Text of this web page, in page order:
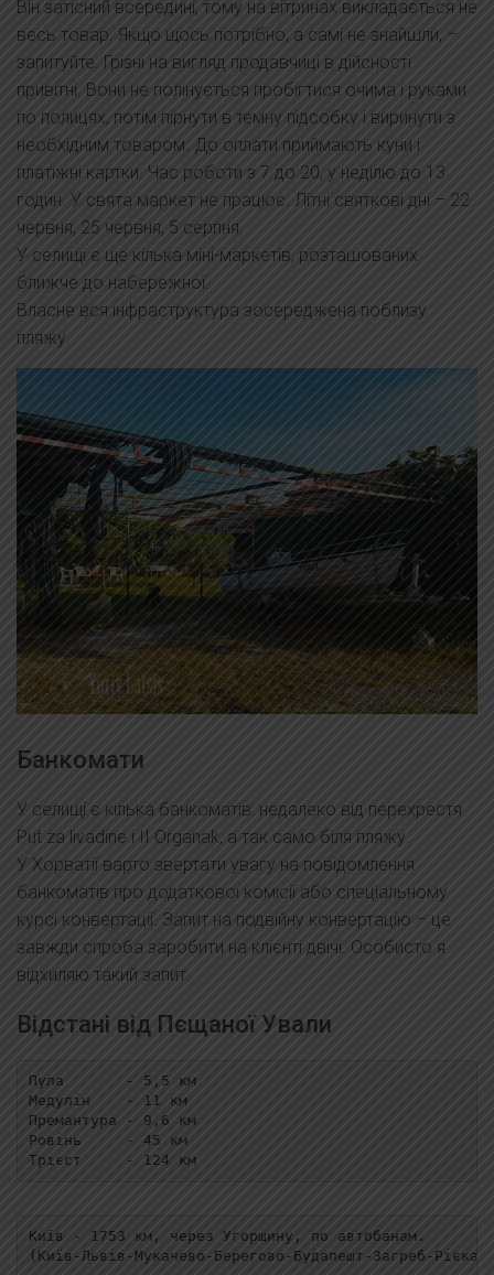
Він затісний всередині, тому на вітринах викладається не
весь товар. Якщо щось потрібно, а самі не знайшли, –
запитуйте. Грізні на вигляд продавчиці в дійсності
привітні. Вони не полінується пробігтися очима і руками
по полицях, потім пірнути в темну підсобку і виринути з
необхідним товаром. До оплати приймають куни і
платіжні картки. Час роботи з 7 до 20, у неділю до 13
годин. У свята маркет не працює. Літні святкові дні – 22
червня, 25 червня, 5 серпня.
У селищі є ще кілька міні-маркетів, розташованих
ближче до набережної.
Власне вся інфраструктура зосереджена поблизу
пляжу.
Банкомати
У селищі є кілька банкоматів: недалеко від перехрестя
Put za livadine і II Organak, а так само біля пляжу.
У Хорватії варто звертати увагу на повідомлення
банкоматів про додаткової комісії або спеціальному
курсі конвертації. Запит на подвійну конвертацію – це
завжди спроба заробити на клієнті двічі. Особисто я
відхиляю такий запит.
Відстані від Пєщаної Ували
Пула       - 5,5 км
Медулін    - 11 км
Премантура - 9,6 км
Ровінь     - 45 км
Трієст     - 124 км
Київ - 1753 км, через Угорщину, по автобанам.
(Київ-Львів-Мукачево-Берегово-Будапешт-Загреб-Рієка-